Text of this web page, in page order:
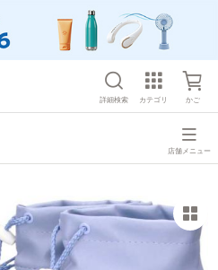
詳細検索 カテゴリ かご
店舗メニュー